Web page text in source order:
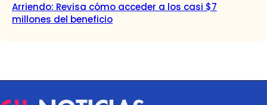
Arriendo: Revisa cómo acceder a los casi $7
millones del beneficio